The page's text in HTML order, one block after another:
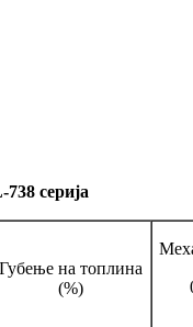
серија
Губење на топлина
(%)